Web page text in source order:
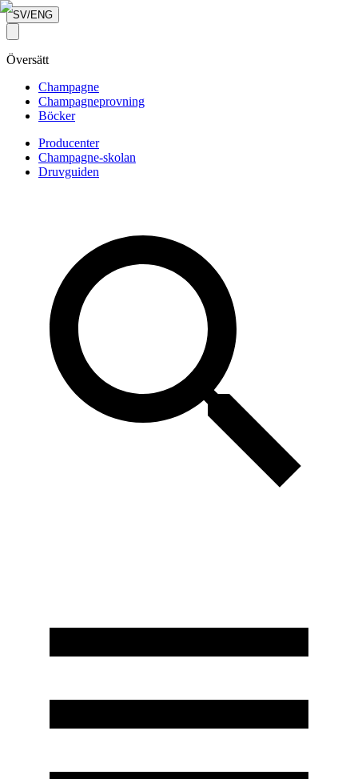
SV/ENG
Översätt
Champagne
Champagneprovning
Böcker
Producenter
Champagne-skolan
Druvguiden